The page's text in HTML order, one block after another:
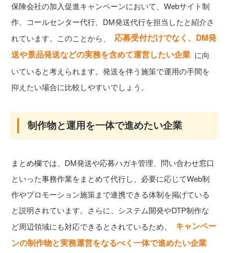
保険会社の加入促進キャンペーンにおいて、Webサイト制
作、コールセンター代行、DM発送代行を担当したと紹介さ
れています。このことから、
応募受付だけでなく、DM発
送や景品発送などの実務を含めて運営したい企業 に向
いていると考えられます。発送を伴う施策で運用の手間を
抑えたい場合に比較しやすいでしょう。
制作物と運用を一体で進めたい企業
まとめ欄では、DM発送や応募ハガキ管理、問い合わせ窓口
といった事務作業をまとめて代行し、必要に応じてWeb制
作やプロモーション施策まで連携できる体制を掲げている
と説明されています。さらに、システム開発やDTP制作な
ど周辺領域にも対応できるとされているため、
キャンペー
ンの制作物と実務運営をなるべく一体で進めたい企業